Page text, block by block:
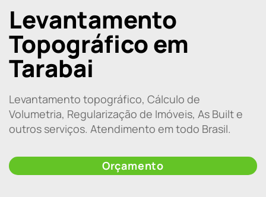
Levantamento
Topográfico em
Tarabai
Levantamento topográfico, Cálculo de
Volumetria, Regularização de Imóveis, As Built e
outros serviços. Atendimento em todo Brasil.
Orçamento